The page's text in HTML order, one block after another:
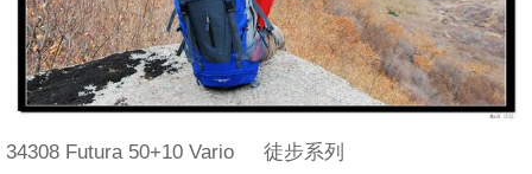
34308 Futura 50+10 Vario 徒步系列